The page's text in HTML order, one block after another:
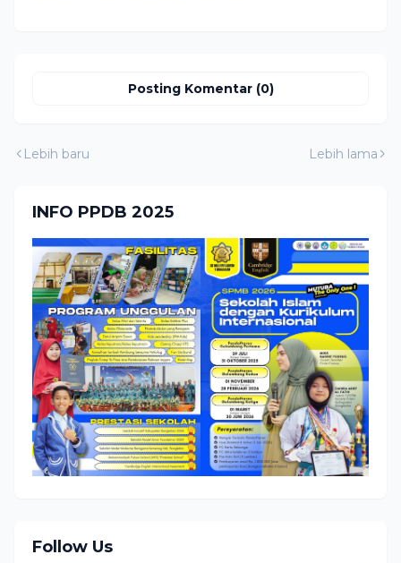
Posting Komentar (0)
Lebih baru Lebih lama
INFO PPDB 2025
Follow Us